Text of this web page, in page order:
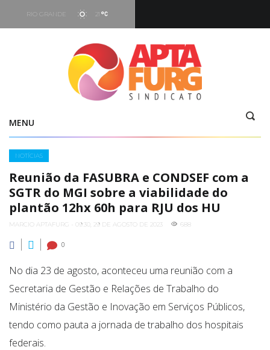
RIO GRANDE 21
- 19:29
Vento
7.66 kt - 293°
MENU
Categories
NOTÍCIAS
Reunião da FASUBRA e CONDSEF com a
SGTR do MGI sobre a viabilidade do
plantão 12hx 60h para RJU dos HU
MARCIO APTAFURG - 09:30, 29 DE AGOSTO DE 2023 688
0
No dia 23 de agosto, aconteceu uma reunião com a
Secretaria de Gestão e Relações de Trabalho do
Ministério da Gestão e Inovação em Serviços Públicos,
tendo como pauta a jornada de trabalho dos hospitais
federais.